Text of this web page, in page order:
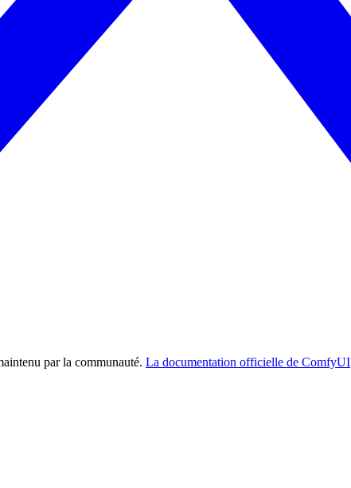
par la communauté. La documentation officielle de ComfyUI